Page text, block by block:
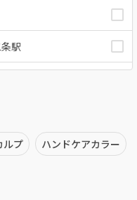
駅
ルプ ハンドケアカラー